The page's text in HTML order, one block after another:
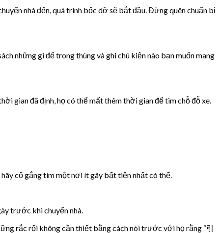
nhà đến, quá trình bốc dỡ sẽ bắt đầu. Đừng quên chuẩn bị
những gì để trong thùng và ghi chú kiện nào bạn muốn mang
gian đã định, họ có thể mất thêm thời gian để tìm chỗ đỗ xe.
cố gắng tìm một nơi ít gây bất tiện nhất có thể.
trước khi chuyển nhà.
rắc rối không cần thiết bằng cách nói trước với họ rằng “引